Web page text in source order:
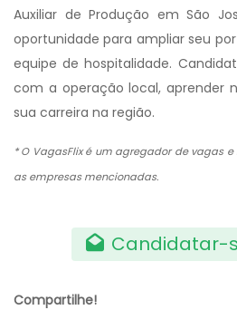
Auxiliar de Produção em São
oportunidade para ampliar seu
equipe de hospitalidade.
com a operação local, aprender
sua carreira na região.
* O VagasFlix é um agregador de vagas
as empresas mencionadas.
Candidatar-
Compartilhe!